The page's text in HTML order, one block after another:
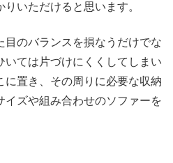
いただけると思います。
目のバランスを損なうだけでな
いては片づけにくくしてしまい
に置き、その周りに必要な収納
イズや組み合わせのソファーを